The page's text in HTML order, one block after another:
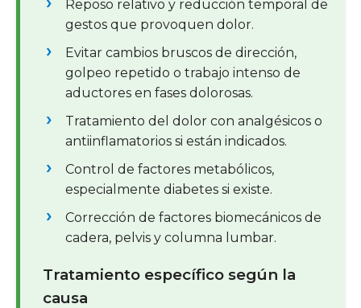
Reposo relativo y reducción temporal de
gestos que provoquen dolor.
Evitar cambios bruscos de dirección,
golpeo repetido o trabajo intenso de
aductores en fases dolorosas.
Tratamiento del dolor con analgésicos o
antiinflamatorios si están indicados.
Control de factores metabólicos,
especialmente diabetes si existe.
Corrección de factores biomecánicos de
cadera, pelvis y columna lumbar.
Tratamiento específico según la
causa